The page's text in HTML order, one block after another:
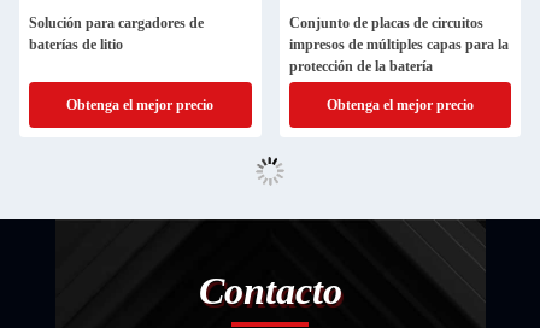
Solución para cargadores de
baterías de litio
Obtenga el mejor precio
Conjunto de placas de circuitos
impresos de múltiples capas para la
protección de la batería
Obtenga el mejor precio
Contacto